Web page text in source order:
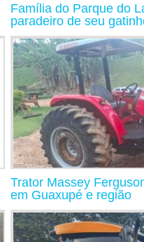
Família do Parque do
paradeiro de seu
Trator Massey
em Guaxupé e região